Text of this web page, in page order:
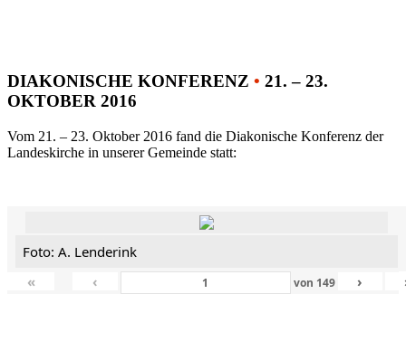
DIAKONISCHE KONFERENZ • 21. – 23.
OKTOBER 2016
Vom 21. – 23. Oktober 2016 fand die Diakonische Konferenz der
Landeskirche in unserer Gemeinde statt:
Foto: A. Lenderink
«
‹ von 149 ›